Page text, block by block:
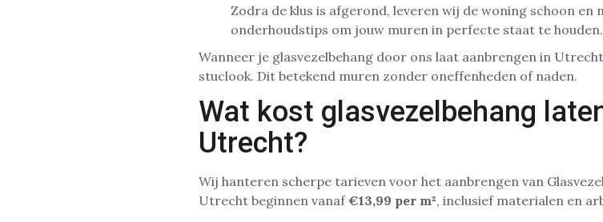
Zodra de klus is afgerond, leveren wij de woning schoon en
onderhoudstips om jouw muren in perfecte staat te houden.
Wanneer je glasvezelbehang door ons laat aanbrengen in
stuclook. Dit betekend muren zonder oneffenheden of naden.
Wat kost glasvezelbehang
Utrecht?
Wij hanteren scherpe tarieven voor het aanbrengen van
Utrecht beginnen vanaf€13,99 per m², inclusief materialen en